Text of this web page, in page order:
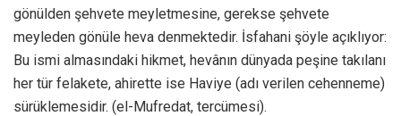
gönülden şehvete meyletmesine, gerekse şehvete
meyleden gönüle heva denmektedir. İsfahani şöyle açıklıyor:
Bu ismi almasındaki hikmet, hevânın dünyada peşine takılanı
her tür felakete, ahirette ise Haviye (adı verilen cehenneme)
sürüklemesidir. (el-Mufredat, tercümesi).